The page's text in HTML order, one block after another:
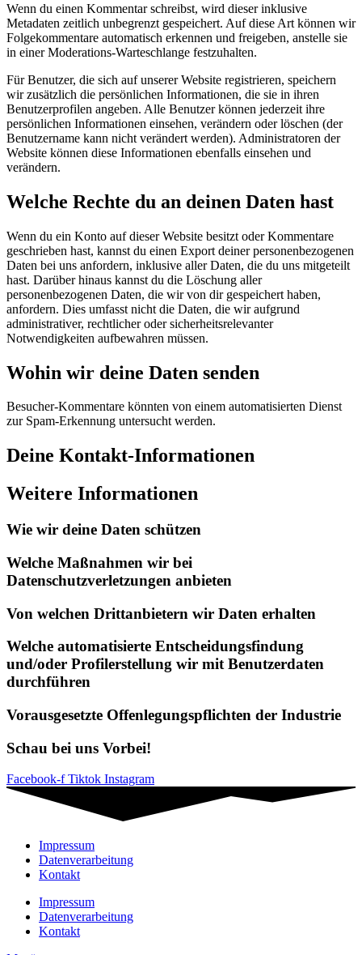
Wenn du einen Kommentar schreibst, wird dieser inklusive
Metadaten zeitlich unbegrenzt gespeichert. Auf diese Art können wir
Folgekommentare automatisch erkennen und freigeben, anstelle sie
in einer Moderations-Warteschlange festzuhalten.
Für Benutzer, die sich auf unserer Website registrieren, speichern
wir zusätzlich die persönlichen Informationen, die sie in ihren
Benutzerprofilen angeben. Alle Benutzer können jederzeit ihre
persönlichen Informationen einsehen, verändern oder löschen (der
Benutzername kann nicht verändert werden). Administratoren der
Website können diese Informationen ebenfalls einsehen und
verändern.
Welche Rechte du an deinen Daten hast
Wenn du ein Konto auf dieser Website besitzt oder Kommentare
geschrieben hast, kannst du einen Export deiner personenbezogenen
Daten bei uns anfordern, inklusive aller Daten, die du uns mitgeteilt
hast. Darüber hinaus kannst du die Löschung aller
personenbezogenen Daten, die wir von dir gespeichert haben,
anfordern. Dies umfasst nicht die Daten, die wir aufgrund
administrativer, rechtlicher oder sicherheitsrelevanter
Notwendigkeiten aufbewahren müssen.
Wohin wir deine Daten senden
Besucher-Kommentare könnten von einem automatisierten Dienst
zur Spam-Erkennung untersucht werden.
Deine Kontakt-Informationen
Weitere Informationen
Wie wir deine Daten schützen
Welche Maßnahmen wir bei
Datenschutzverletzungen anbieten
Von welchen Drittanbietern wir Daten erhalten
Welche automatisierte Entscheidungsfindung
und/oder Profilerstellung wir mit Benutzerdaten
durchführen
Vorausgesetzte Offenlegungspflichten der Industrie
Schau bei uns Vorbei!
Facebook-f Tiktok Instagram
Impressum
Datenverarbeitung
Kontakt
Impressum
Datenverarbeitung
Kontakt